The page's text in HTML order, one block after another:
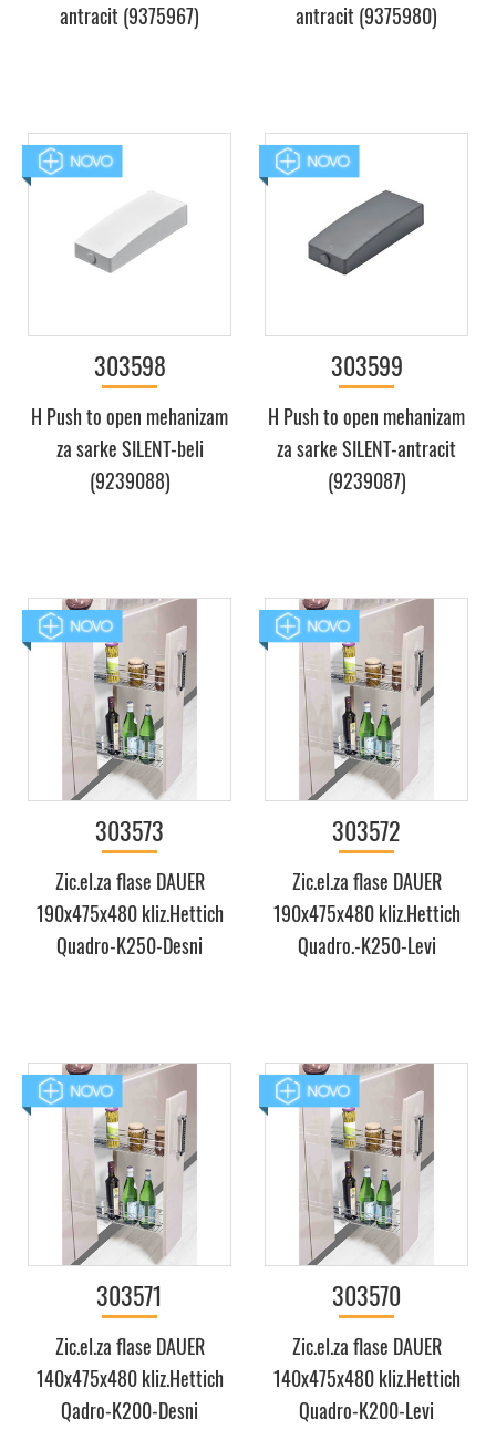
antracit (9375967)
antracit (9375980)
303598
H Push to open mehanizam
za sarke SILENT-beli
(9239088)
303599
H Push to open mehanizam
za sarke SILENT-antracit
(9239087)
303573
Zic.el.za flase DAUER
190x475x480 kliz.Hettich
Quadro-K250-Desni
303572
Zic.el.za flase DAUER
190x475x480 kliz.Hettich
Quadro.-K250-Levi
303571
Zic.el.za flase DAUER
140x475x480 kliz.Hettich
Qadro-K200-Desni
303570
Zic.el.za flase DAUER
140x475x480 kliz.Hettich
Quadro-K200-Levi